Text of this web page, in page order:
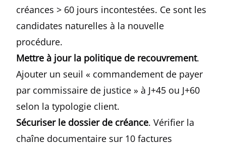
créances > 60 jours incontestées. Ce sont les
candidates naturelles à la nouvelle
procédure.
Mettre à jour la politique de recouvrement.
Ajouter un seuil « commandement de payer
par commissaire de justice » à J+45 ou J+60
selon la typologie client.
Sécuriser le dossier de créance. Vérifier la
chaîne documentaire sur 10 factures